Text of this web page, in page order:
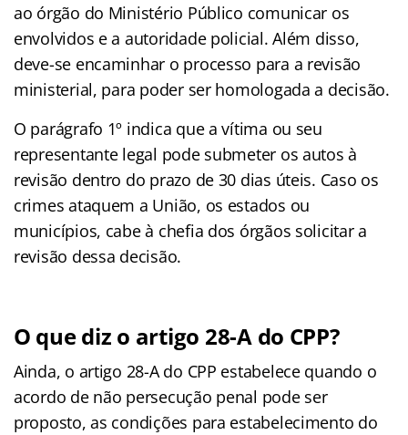
ao órgão do Ministério Público comunicar os
envolvidos e a autoridade policial. Além disso,
deve-se encaminhar o processo para a revisão
ministerial, para poder ser homologada a decisão.
O parágrafo 1º indica que a vítima ou seu
representante legal pode submeter os autos à
revisão dentro do prazo de 30 dias úteis. Caso os
crimes ataquem a União, os estados ou
municípios, cabe à chefia dos órgãos solicitar a
revisão dessa decisão.
O que diz o artigo 28-A do CPP?
Ainda, o artigo 28-A do CPP estabelece quando o
acordo de não persecução penal pode ser
proposto, as condições para estabelecimento do